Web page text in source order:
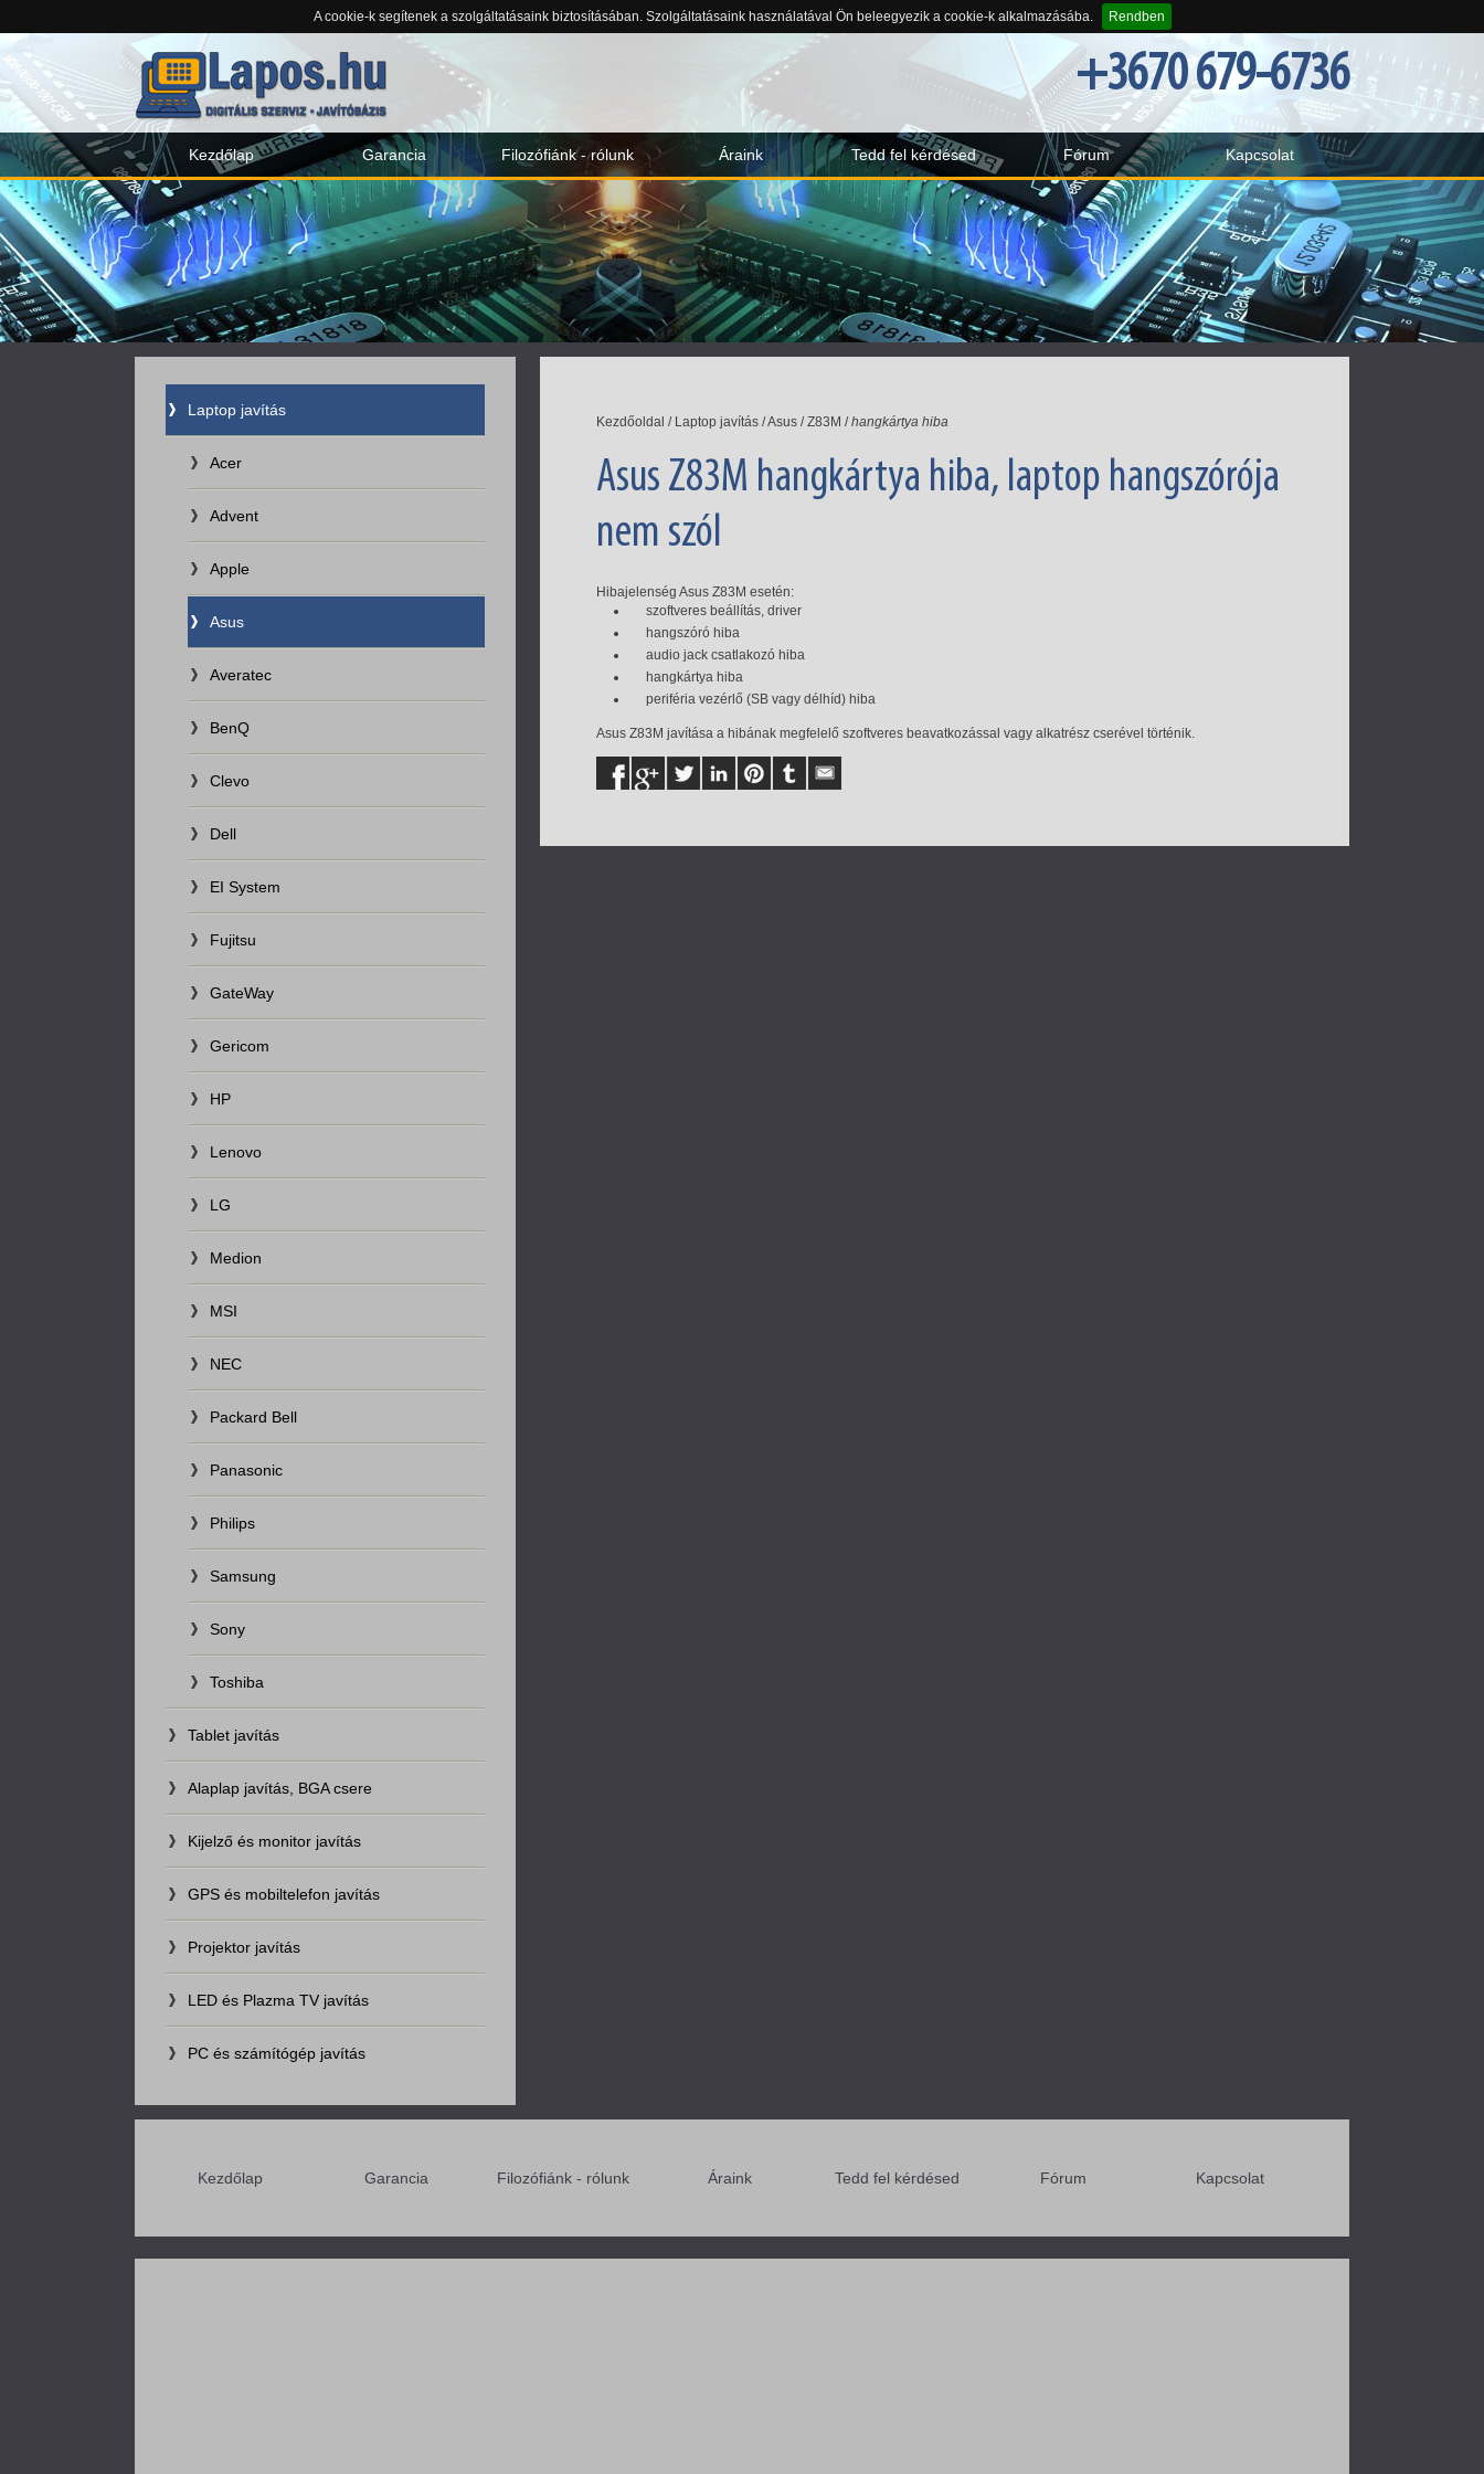
A cookie-k segítenek a szolgáltatásaink biztosításában. Szolgáltatásaink használatával Ön beleegyezik a cookie-k alkalmazásába. Rendben
+3670 679-6736
Kezdőlap Garancia Filozófiánk - rólunk Áraink Tedd fel kérdésed Fórum Kapcsolat
Laptop javítás
Acer
Advent
Apple
Asus
Averatec
BenQ
Clevo
Dell
EI System
Fujitsu
GateWay
Gericom
HP
Lenovo
LG
Medion
MSI
NEC
Packard Bell
Panasonic
Philips
Samsung
Sony
Toshiba
Tablet javítás
Alaplap javítás, BGA csere
Kijelző és monitor javítás
GPS és mobiltelefon javítás
Projektor javítás
LED és Plazma TV javítás
PC és számítógép javítás
Kezdőoldal / Laptop javítás/Asus/Z83M /hangkártya hiba
Asus Z83M hangkártya hiba, laptop hangszórója
nem szól
Hibajelenség Asus Z83M esetén:
szoftveres beállítás, driver
hangszóró hiba
audio jack csatlakozó hiba
hangkártya hiba
periféria vezérlő (SB vagy délhíd) hiba
Asus Z83M javítása a hibának megfelelő szoftveres beavatkozással vagy alkatrész cserével történik.
Kezdőlap Garancia Filozófiánk - rólunk Áraink Tedd fel kérdésed Fórum Kapcsolat